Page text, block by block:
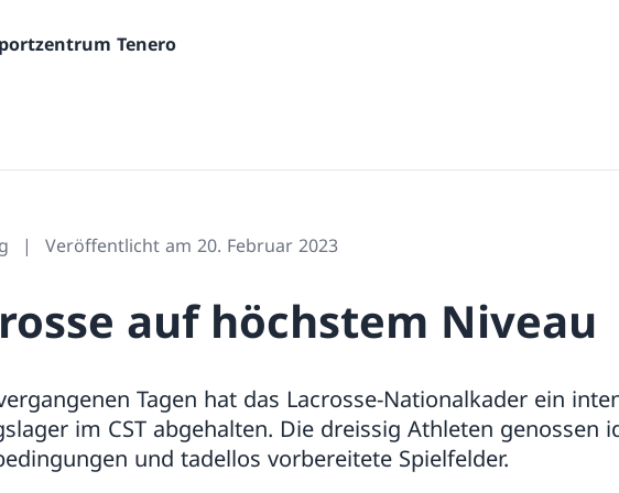
Tenero
Veröffentlicht am 20. Februar 2023
auf höchstem Niveau
Tagen hat das Lacrosse-Nationalkader ein
im CST abgehalten. Die dreissig Athleten genossen
und tadellos vorbereitete Spielfelder.